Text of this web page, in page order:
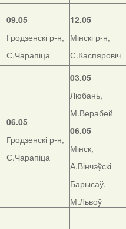
09.05
Гродзенскі р-н,
С.Чарапіца
12.05
Мінскі р-н,
С.Каспяровіч
06.05
Гродзенскі р-н,
С.Чарапіца
03.05
Любань,
М.Верабей
06.05
Мінск,
А.Вінчэўскі
Барысаў,
М.Львоў